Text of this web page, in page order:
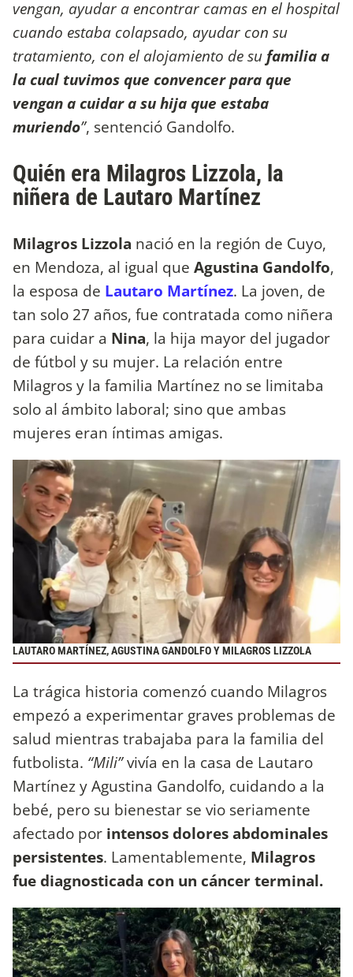
vengan, ayudar a encontrar camas en el hospital
cuando estaba colapsado, ayudar con su
tratamiento, con el alojamiento de su familia a
la cual tuvimos que convencer para que
vengan a cuidar a su hija que estaba
muriendo”, sentenció Gandolfo.
Quién era Milagros Lizzola, la
niñera de Lautaro Martínez
Milagros Lizzola nació en la región de Cuyo,
en Mendoza, al igual que Agustina Gandolfo,
la esposa de Lautaro Martínez. La joven, de
tan solo 27 años, fue contratada como niñera
para cuidar a Nina, la hija mayor del jugador
de fútbol y su mujer. La relación entre
Milagros y la familia Martínez no se limitaba
solo al ámbito laboral; sino que ambas
mujeres eran íntimas amigas.
LAUTARO MARTÍNEZ, AGUSTINA GANDOLFO Y MILAGROS LIZZOLA
La trágica historia comenzó cuando Milagros
empezó a experimentar graves problemas de
salud mientras trabajaba para la familia del
futbolista. “Mili”vivía en la casa de Lautaro
Martínez y Agustina Gandolfo, cuidando a la
bebé, pero su bienestar se vio seriamente
afectado por intensos dolores abdominales
persistentes. Lamentablemente, Milagros
fue diagnosticada con un cáncer terminal.